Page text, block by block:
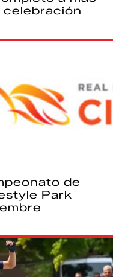
celebración
de
Park